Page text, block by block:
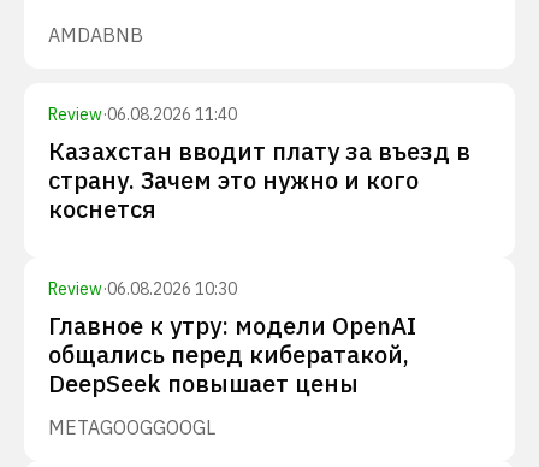
AMDABNB
Review·06.08.2026 11:40
Казахстан вводит плату за въезд в
страну. Зачем это нужно и кого
коснется
Review·06.08.2026 10:30
Главное к утру: модели OpenAI
общались перед кибератакой,
DeepSeek повышает цены
METAGOOGGOOGL